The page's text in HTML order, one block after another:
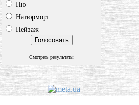
Ню
Натюрморт
Пейзаж
Смотреть результаты